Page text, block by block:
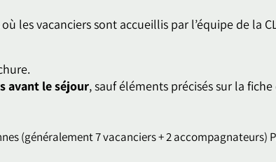
les vacanciers sont accueillis par l’équipe de la
avant le séjour, sauf éléments précisés sur la fiche
(généralement 7 vacanciers + 2 accompagnateurs)